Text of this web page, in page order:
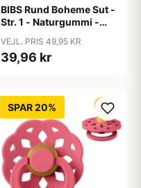
BIBS Rund Boheme Sut -
Str. 1 - Naturgummi -
VEJL. PRIS 49,95 KR
39,96 kr
SPAR 20%